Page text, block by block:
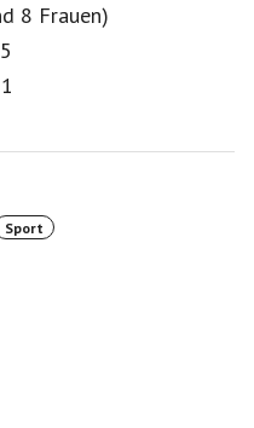
8 Frauen)
1
Sport